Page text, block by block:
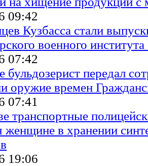
09:42
Кузбасса стали
военного
07:42
бульдозерист передал
оружие времен
07:41
транспортные
женщине в хранении
19:06